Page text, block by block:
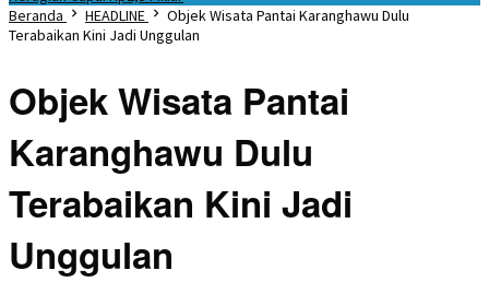
Beranda
HEADLINE
Objek Wisata Pantai Karanghawu Dulu
Terabaikan Kini Jadi Unggulan
Objek Wisata Pantai
Karanghawu Dulu
Terabaikan Kini Jadi
Unggulan